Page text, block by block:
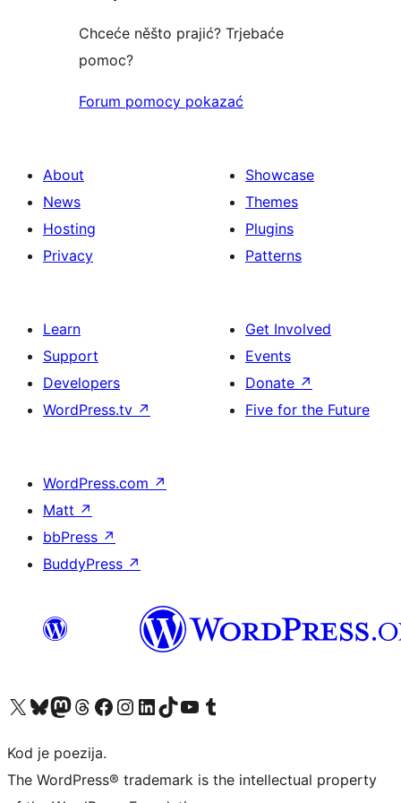
Chceće něšto prajić? Trjebaće
pomoc?
Forum pomocy pokazać
About
News
Hosting
Privacy
Showcase
Themes
Plugins
Patterns
Learn
Support
Developers
WordPress.tv ↗
Get Involved
Events
Donate ↗
Five for the Future
WordPress.com ↗
Matt ↗
bbPress ↗
BuddyPress ↗
Visit our X (formerly Twitter) account
Visit our Bluesky account
Visit our Mastodon account
Visit our Threads account
Visit our Facebook page
Visit our Instagram account
Visit our LinkedIn account
Visit our TikTok account
Visit our YouTube channel
Visit our Tumblr account
Kod je poezija.
The WordPress® trademark is the intellectual property